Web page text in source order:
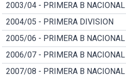
2003/04 - PRIMERA B NACIONAL
2004/05 - PRIMERA DIVISION
2005/06 - PRIMERA B NACIONAL
2006/07 - PRIMERA B NACIONAL
2007/08 - PRIMERA B NACIONAL